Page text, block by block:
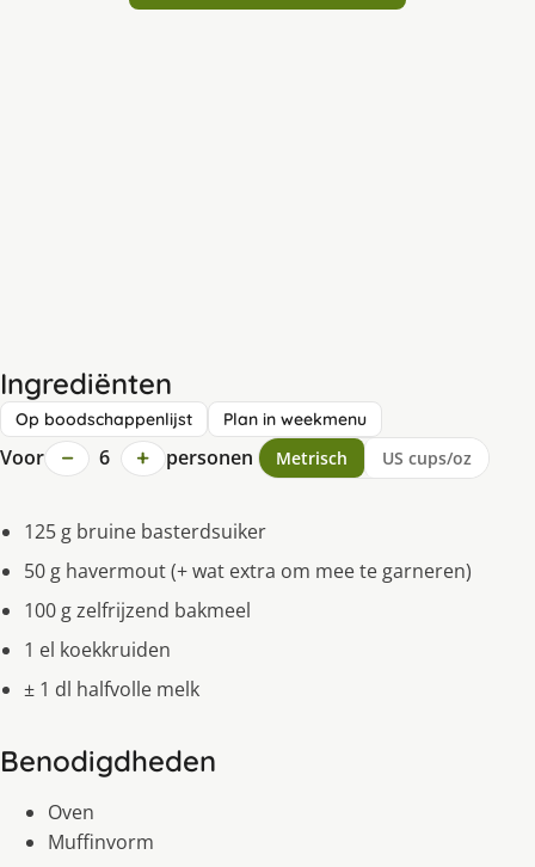
Ingrediënten
Op boodschappenlijst Plan in weekmenu
Voor − 6 + personen Metrisch US cups/oz
125 g bruine basterdsuiker
50 g havermout (+ wat extra om mee te garneren)
100 g zelfrijzend bakmeel
1 el koekkruiden
± 1 dl halfvolle melk
Benodigdheden
Oven
Muffinvorm